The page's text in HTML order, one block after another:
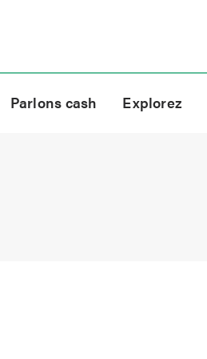
Parlons cash Explorez